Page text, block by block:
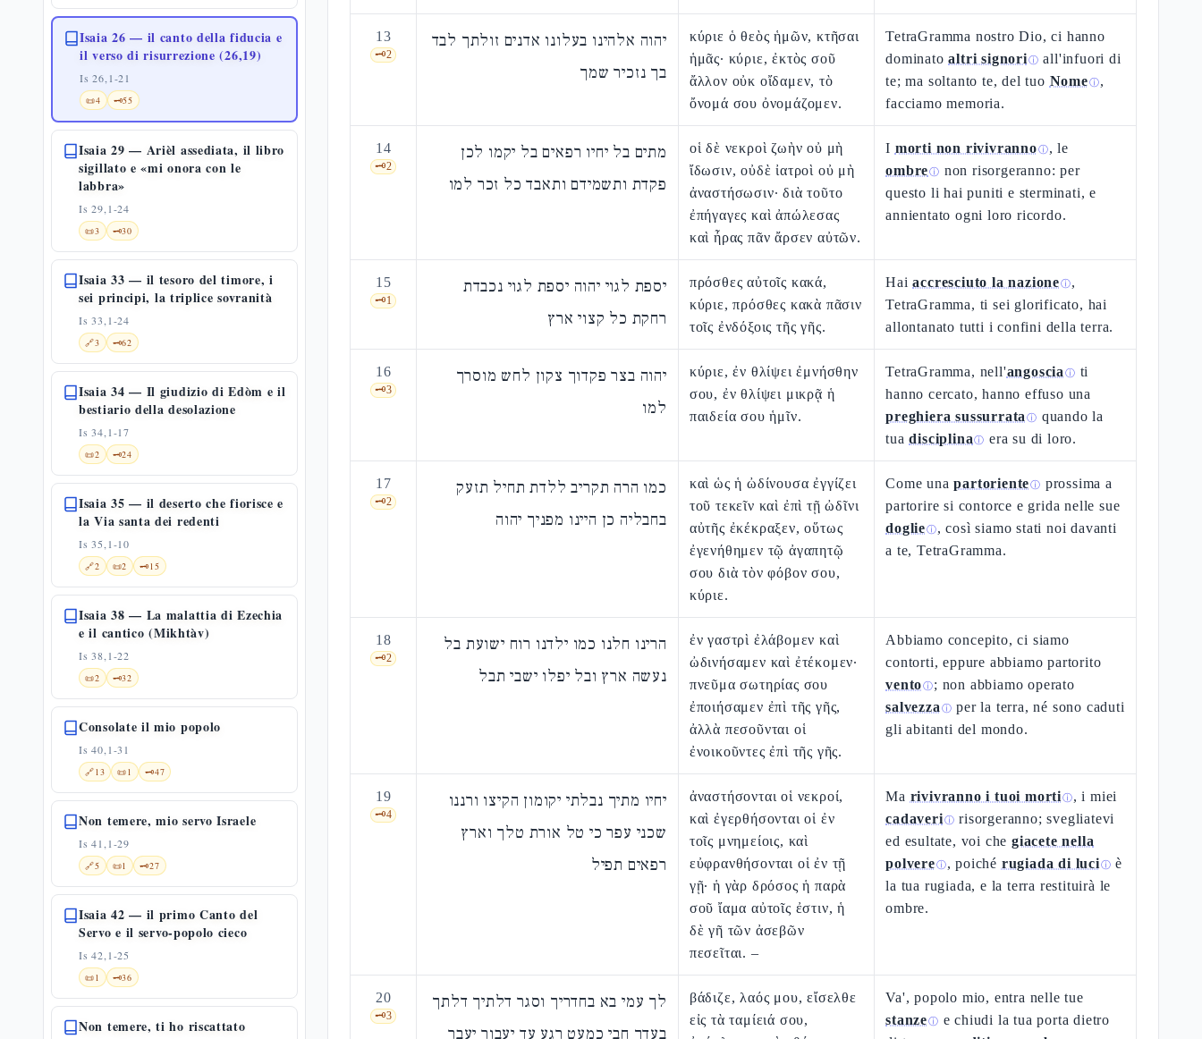
Isaia 26 — il canto della fiducia e
il verso di risurrezione (26,19)
Is 26,1-21
📜4 🗝️55
Isaia 29 — Arièl assediata, il libro
sigillato e «mi onora con le
labbra»
Is 29,1-24
📜3 🗝️30
Isaia 33 — il tesoro del timore, i
sei principi, la triplice sovranità
Is 33,1-24
🔗3 🗝️62
Isaia 34 — Il giudizio di Edòm e il
bestiario della desolazione
Is 34,1-17
📜2 🗝️24
Isaia 35 — il deserto che fiorisce e
la Via santa dei redenti
Is 35,1-10
🔗2 📜2 🗝️15
Isaia 38 — La malattia di Ezechia
e il cantico (Mikhtàv)
Is 38,1-22
📜2 🗝️32
Consolate il mio popolo
Is 40,1-31
🔗13 📜1 🗝️47
Non temere, mio servo Israele
Is 41,1-29
🔗5 📜1 🗝️27
Isaia 42 — il primo Canto del
Servo e il servo-popolo cieco
Is 42,1-25
📜1 🗝️36
Non temere, ti ho riscattato
13
🗝️2
יהוה אלהינו בעלונו אדנים זולתך לבד
בך נזכיר שמך
κύριε ὁ θεὸς ἡμῶν, κτῆσαι
ἡμᾶς· κύριε, ἐκτὸς σοῦ
ἄλλον οὐκ οἴδαμεν, τὸ
ὄνομά σου ὀνομάζομεν.
TetraGramma nostro Dio, ci hanno
dominatoaltri signoriⓘ all'infuori di
te; ma soltanto te, del tuo Nomeⓘ,
facciamo memoria.
14
🗝️2
מתים בל יחיו רפאים בל יקמו לכן
פקדת ותשמידם ותאבד כל זכר למו
οἱ δὲ νεκροὶ ζωὴν οὐ μὴ
ἴδωσιν, οὐδὲ ἰατροὶ οὐ μὴ
ἀναστήσωσιν· διὰ τοῦτο
ἐπήγαγες καὶ ἀπώλεσας
καὶ ἦρας πᾶν ἄρσεν αὐτῶν.
I morti non rivivrannoⓘ, le
ombreⓘ non risorgeranno: per
questo li hai puniti e sterminati, e
annientato ogni loro ricordo.
15
🗝️1
יספת לגוי יהוה יספת לגוי נכבדת
רחקת כל קצוי ארץ
πρόσθες αὐτοῖς κακά,
κύριε, πρόσθες κακὰ πᾶσιν
τοῖς ἐνδόξοις τῆς γῆς.
Haiaccresciuto la nazioneⓘ,
TetraGramma, ti sei glorificato, hai
allontanato tutti i confini della terra.
16
🗝️3
יהוה בצר פקדוך צקון לחש מוסרך
למו
κύριε, ἐν θλίψει ἐμνήσθην
σου, ἐν θλίψει μικρᾷ ἡ
παιδεία σου ἡμῖν.
TetraGramma, nell'angoscia ⓘ ti
hanno cercato, hanno effuso una
preghiera sussurrata ⓘ quando la
tuadisciplina ⓘ era su di loro.
17
🗝️2
כמו הרה תקריב ללדת תחיל תזעק
בחבליה כן היינו מפניך יהוה
καὶ ὡς ἡ ὠδίνουσα ἐγγίζει
τοῦ τεκεῖν καὶ ἐπὶ τῇ ὠδῖνι
αὐτῆς ἐκέκραξεν, οὕτως
ἐγενήθημεν τῷ ἀγαπητῷ
σου διὰ τὸν φόβον σου,
κύριε.
Come unapartorienteⓘ prossima a
partorire si contorce e grida nelle sue
doglieⓘ, così siamo stati noi davanti
a te, TetraGramma.
18
🗝️2
הרינו חלנו כמו ילדנו רוח ישועת בל
נעשה ארץ ובל יפלו ישבי תבל
ἐν γαστρὶ ἐλάβομεν καὶ
ὠδινήσαμεν καὶ ἐτέκομεν·
πνεῦμα σωτηρίας σου
ἐποιήσαμεν ἐπὶ τῆς γῆς,
ἀλλὰ πεσοῦνται οἱ
ἐνοικοῦντες ἐπὶ τῆς γῆς.
Abbiamo concepito, ci siamo
contorti, eppure abbiamo partorito
ventoⓘ; non abbiamo operato
salvezza ⓘ per la terra, né sono caduti
gli abitanti del mondo.
19
🗝️4
יחיו מתיך נבלתי יקומון הקיצו ורננו
שכני עפר כי טל אורת טלך וארץ
רפאים תפיל
ἀναστήσονται οἱ νεκροί,
καὶ ἐγερθήσονται οἱ ἐν
τοῖς μνημείοις, καὶ
εὐφρανθήσονται οἱ ἐν τῇ
γῇ· ἡ γὰρ δρόσος ἡ παρὰ
σοῦ ἴαμα αὐτοῖς ἐστιν, ἡ
δὲ γῆ τῶν ἀσεβῶν
πεσεῖται. –
Ma rivivranno i tuoi mortiⓘ, i miei
cadaveriⓘ risorgeranno; svegliatevi
ed esultate, voi chegiacete nella
polvereⓘ, poiché rugiada di luciⓘ è
la tua rugiada, e la terra restituirà le
ombre.
20
🗝️3
לך עמי בא בחדריך וסגר דלתיך דלתך
בעדך חבי כמעט רגע עד יעבור יעבר
βάδιζε, λαός μου, εἴσελθε
εἰς τὰ ταμίειά σου,
Va', popolo mio, entra nelle tue
stanzeⓘ e chiudi la tua porta dietro